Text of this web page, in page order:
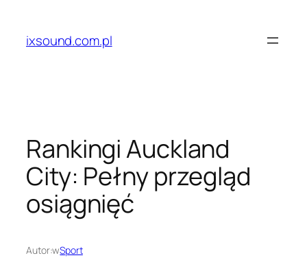
treściixsound.com.pl
Rankingi Auckland
City: Pełny przegląd
osiągnięć
Autor:wSport